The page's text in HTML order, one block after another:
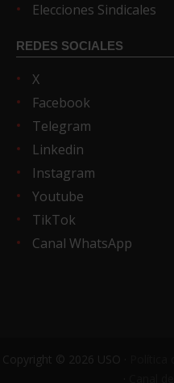
Elecciones Sindicales
REDES SOCIALES
X
Facebook
Telegram
Linkedin
Instagram
Youtube
TikTok
Canal WhatsApp
Copyright © 2026 USO ·